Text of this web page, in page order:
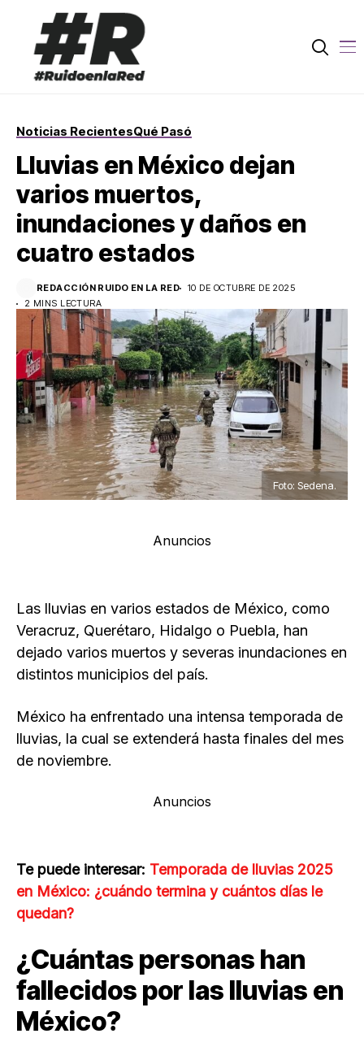
Noticias RecientesQué Pasó
Lluvias en México dejan
varios muertos,
inundaciones y daños en
cuatro estados
REDACCIÓN RUIDO EN LA RED
10 DE OCTUBRE DE 2025
2 MINS LECTURA
Foto: Sedena.
Anuncios
Las lluvias en varios estados de México, como
Veracruz, Querétaro, Hidalgo o Puebla, han
dejado varios muertos y severas inundaciones en
distintos municipios del país.
México ha enfrentado una intensa temporada de
lluvias, la cual se extenderá hasta finales del mes
de noviembre.
Anuncios
Te puede interesar: Temporada de lluvias 2025
en México: ¿cuándo termina y cuántos días le
quedan?
¿Cuántas personas han
fallecidos por las lluvias en
México?